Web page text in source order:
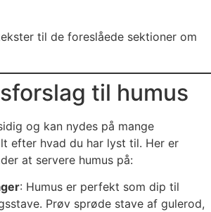
til de foreslåede sektioner om
til humus
og kan nydes på mange
efter hvad du har lyst til. Her er
at servere humus på:
: Humus er perfekt som dip til
Prøv sprøde stave af gulerod,